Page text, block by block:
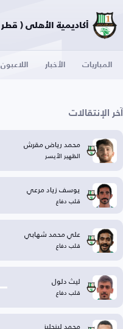
أكاديمية الأهلي ( قطر )
المباريات الأخبار اللاعبون
آخر الإنتقالات
محمد رياض مقرش
الظهير الأيسر
يوسف زياد مرعي
قلب دفاع
علي محمد شهابي
قلب دفاع
ليث دلول
قلب دفاع
محمد لينجليز